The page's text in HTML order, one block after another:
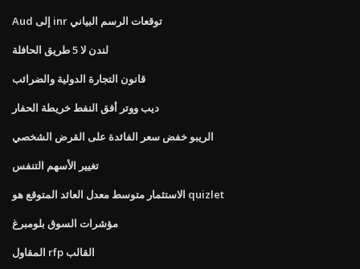
Aud إلى inr توقعات الرسم البياني
لندن لا 5 طريق الحافلة
قانون التجارة الدولية والضرائب
ديب ووتر أفق النفط خريطة الحفار
الريبو خفض سعر الفائدة على القرض الشخصي
تغيير الأسهم التنفس
الاستثمار متوسط ​​معدل العائد المتوقع هو quizlet
مؤشرات السوق بلومبرغ
المقاول rfp القالب